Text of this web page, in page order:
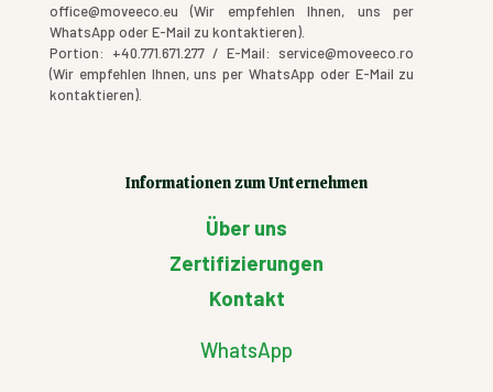
office@moveeco.eu (Wir empfehlen Ihnen, uns per
WhatsApp oder E-Mail zu kontaktieren).
Portion: +40.771.671.277 / E-Mail: service@moveeco.ro
(Wir empfehlen Ihnen, uns per WhatsApp oder E-Mail zu
kontaktieren).
Informationen zum Unternehmen
Über uns
Zertifizierungen
Kontakt
WhatsApp